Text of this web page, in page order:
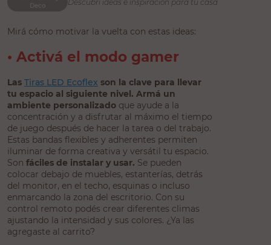
Descubrí ideas e inspiración para tu casa
Mirá cómo motivar la vuelta con estas ideas:
• Activá el modo gamer
Las Tiras LED Ecoflex son la clave para llevar
tu espacio al siguiente nivel. Armá un
ambiente personalizado que ayude a la
concentración y a disfrutar al máximo el tiempo
de juego después de hacer la tarea o del trabajo.
Estas bandas flexibles y adherentes permiten
iluminar de forma creativa y versátil tu espacio.
Son fáciles de instalar y usar. Se pueden
colocar debajo de muebles, estanterías, detrás
del monitor, en el techo, esquinas o incluso
enmarcando la zona del escritorio. Con su
control remoto podés crear diferentes climas
ajustando la intensidad y sus colores. ¿Ya las
agregaste al carrito?